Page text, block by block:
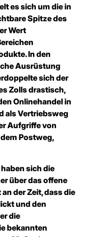
es sich um die in
Spitze des
Wert
In den
Ausrüstung
sich der
Zolls drastisch,
Onlinehandel in
als Vertriebsweg
Aufgriffe von
Postweg,
sich die
über das offene
der Zeit, dass die
und den
die
bekannten